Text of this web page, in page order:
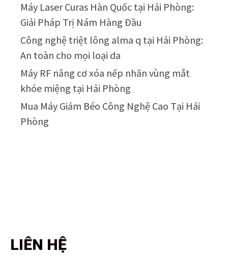
Máy Laser Curas Hàn Quốc tại Hải Phòng:
Giải Pháp Trị Nám Hàng Đầu
Công nghệ triệt lông alma q tại Hải Phòng:
An toàn cho mọi loại da
Máy RF nâng cơ xóa nếp nhăn vùng mắt
khóe miệng tại Hải Phòng
Mua Máy Giảm Béo Công Nghệ Cao Tại Hải
Phòng
LIÊN HỆ